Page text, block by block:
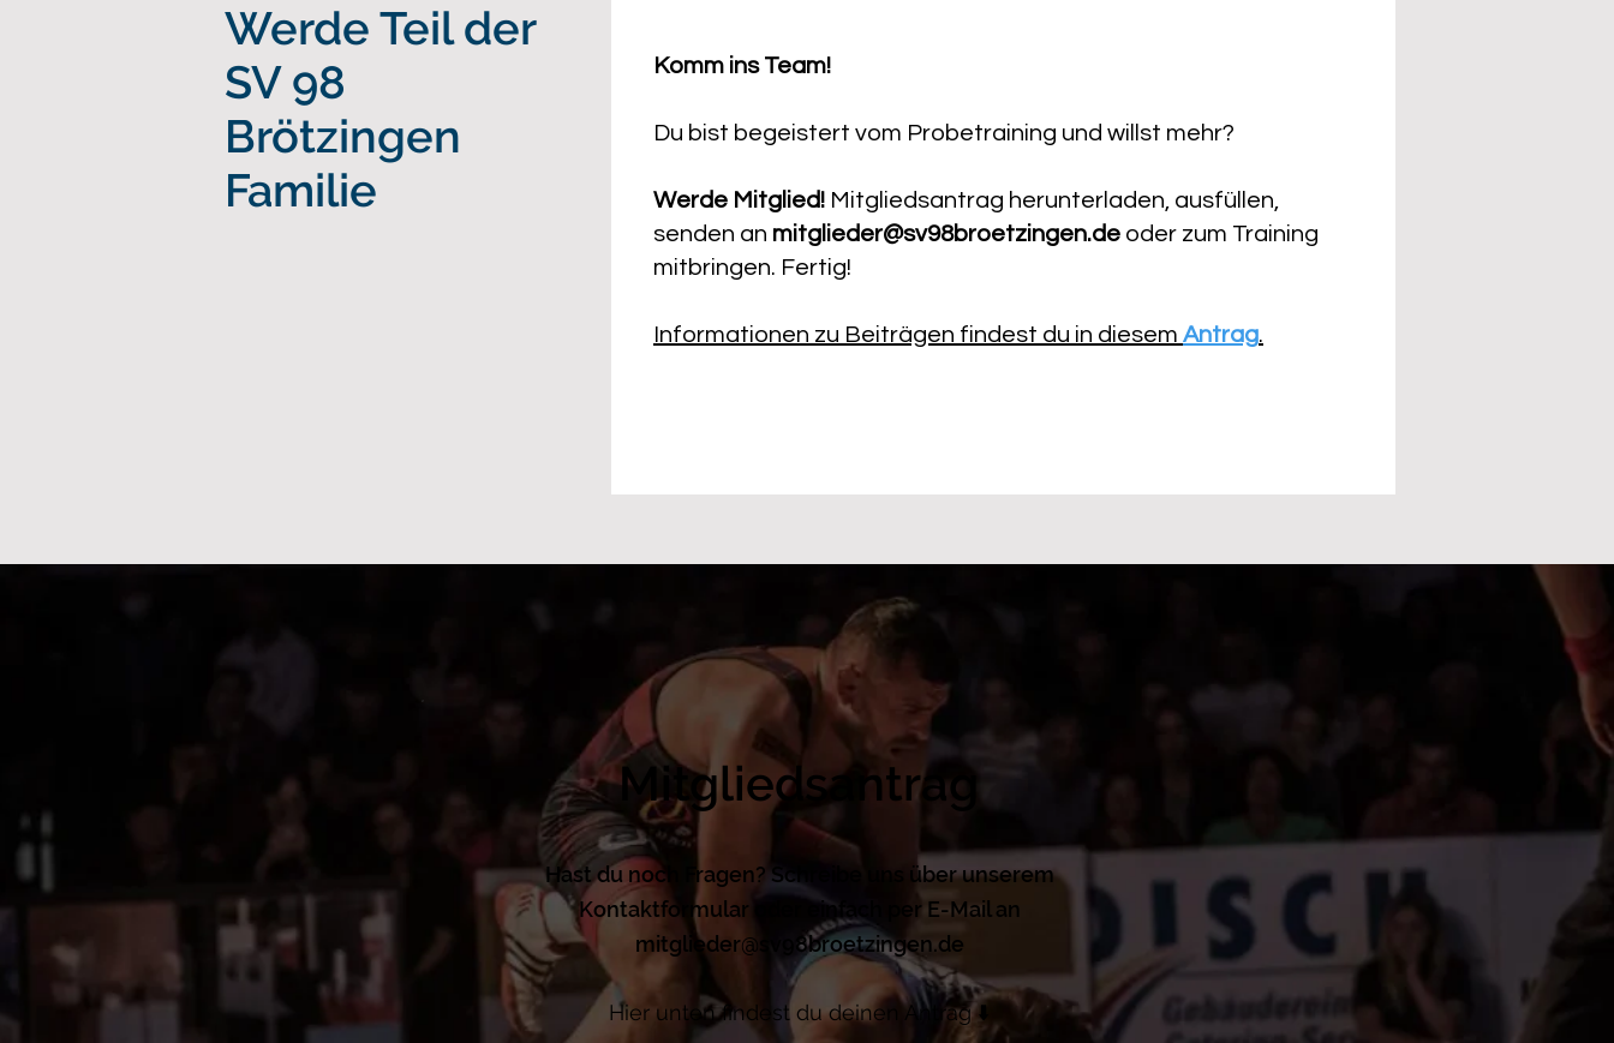
Werde Teil der
SV 98
Brötzingen
Familie
Komm ins Team!
Du bist begeistert vom Probetraining und willst mehr?
Werde Mitglied! Mitgliedsantrag herunterladen, ausfüllen,
senden an mitglieder@sv98broetzingen.de oder zum Training
mitbringen. Fertig!
Informationen zu Beiträgen findest du in diesem Antrag.
Mitgliedsantrag
Hast du noch Fragen? Schreibe uns über unserem
Kontaktformular oder einfach per E-Mail an
mitglieder@sv98broetzingen.de
Hier unten findest du deinen Antrag ⬇️